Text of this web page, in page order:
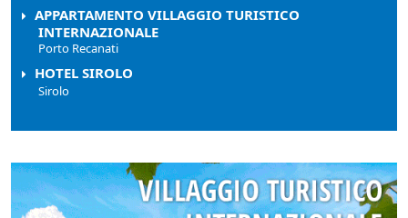
APPARTAMENTO VILLAGGIO TURISTICO
INTERNAZIONALE
Porto Recanati
HOTEL SIROLO
Sirolo